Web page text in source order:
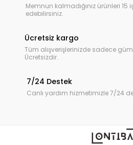
Memnun kalmadığınız ürünleri
edebilirsiniz.
Ücretsiz kargo
Tüm alışverişlerinizde sadece
Ücretsizdir.
7/24 Destek
Canlı yardım hizmetimizle 7/24